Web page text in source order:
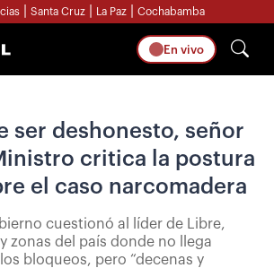
Santa Cruz La Paz Cochabamba
En vivo
ser deshonesto, señor
critica la postura
el caso narcomadera
cuestionó al líder de Libre,
zonas del país donde no llega
bloqueos, pero “decenas y